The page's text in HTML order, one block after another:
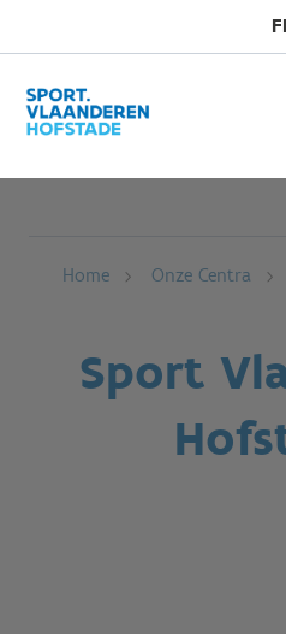
Home Onze Centra
Sport